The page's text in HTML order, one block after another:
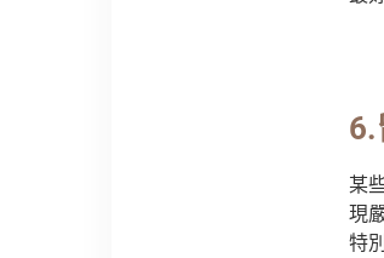
6.
某
現
特